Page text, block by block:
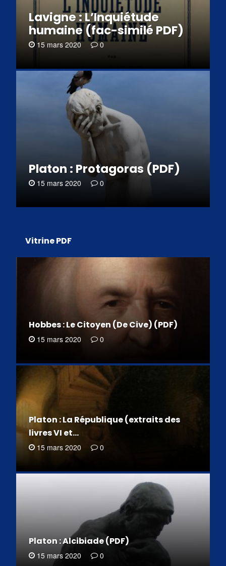
Lavigne : L’Inquiétude
humaine (fac-similé PDF)
15 mars 2020 0
Platon : Protagoras (PDF)
15 mars 2020 0
Vitrine PDF
Hobbes : Le Citoyen (De Cive) (PDF)
15 mars 2020 0
Platon : La République (extraits des
livres VI et…
15 mars 2020 0
Platon : Alcibiade (PDF)
15 mars 2020 0